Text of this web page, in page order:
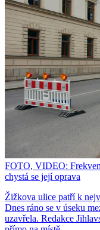
FOTO, VIDEO:
chystá se její oprava
Žižkova ulice patří k
Dnes ráno se v úseku
uzavřela. Redakce